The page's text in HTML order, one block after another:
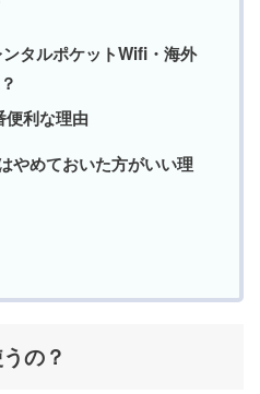
タルポケットWifi・海外
利な理由
やめておいた方がいい理
の？